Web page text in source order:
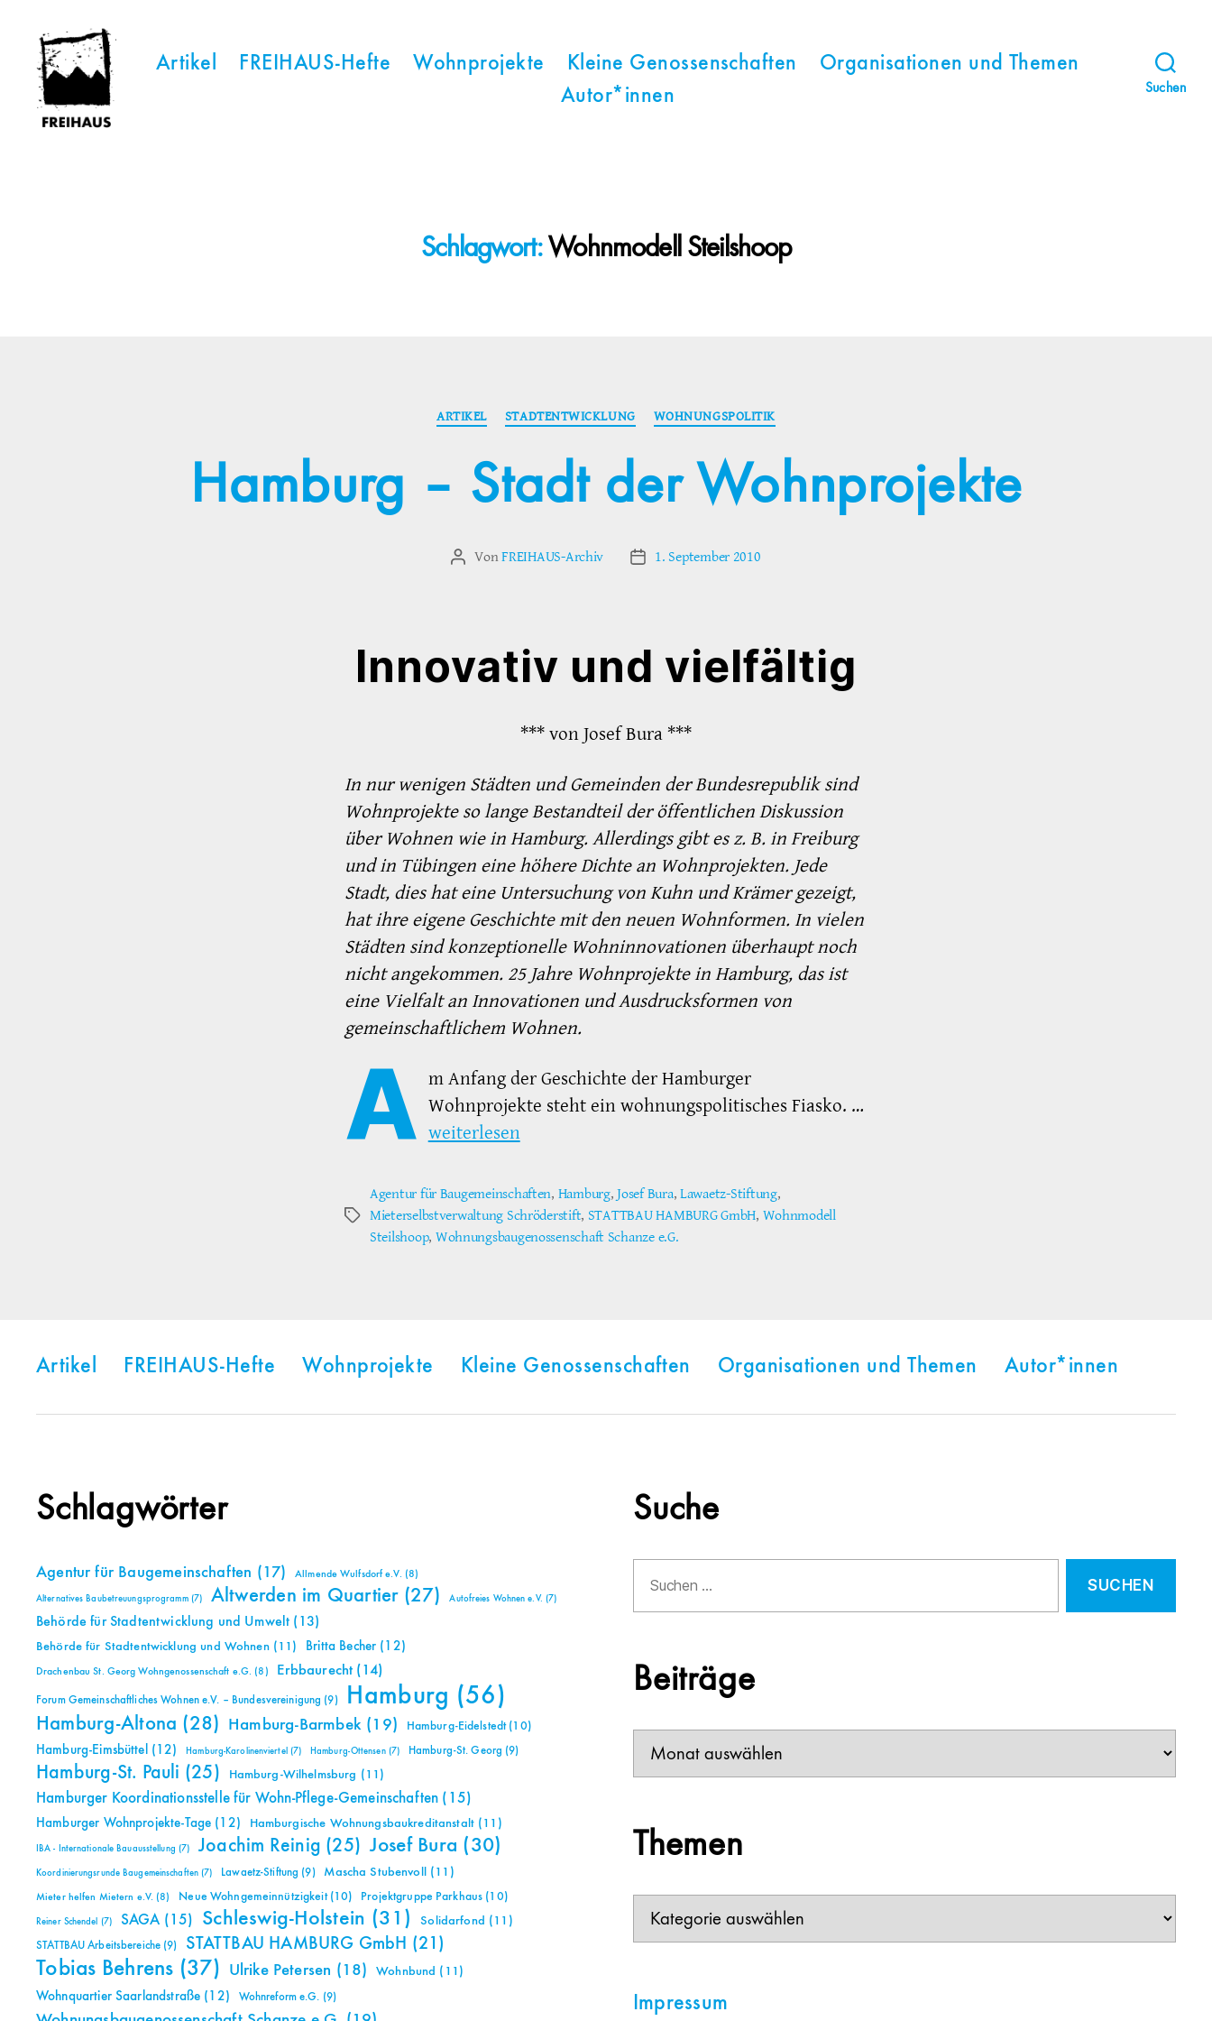
Artikel FREIHAUS-Hefte Wohnprojekte Kleine Genossenschaften
Organisationen und Themen
Autor*innen
Suchen
Schlagwort: Wohnmodell Steilshoop
Kategorien
ARTIKEL STADTENTWICKLUNG WOHNUNGSPOLITIK
Hamburg – Stadt der Wohnprojekte
Beitragsautor
VonFREIHAUS-Archiv Veröffentlichungsdatum
1. September 2010
Innovativ und vielfältig
*** von Josef Bura ***
In nur wenigen Städten und Gemeinden der Bundesrepublik sind
Wohnprojekte so lange Bestandteil der öffentlichen Diskussion
über Wohnen wie in Hamburg. Allerdings gibt es z. B. in Freiburg
und in Tübingen eine höhere Dichte an Wohnprojekten. Jede
Stadt, dies hat eine Untersuchung von Kuhn und Krämer gezeigt,
hat ihre eigene Geschichte mit den neuen Wohnformen. In vielen
Städten sind konzeptionelle Wohninnovationen überhaupt noch
nicht angekommen. 25 Jahre Wohnprojekte in Hamburg, das ist
eine Vielfalt an Innovationen und Ausdrucksformen von
gemeinschaftlichem Wohnen.
A m Anfang der Geschichte der Hamburger
Wohnprojekte steht ein wohnungspolitisches Fiasko. …
weiterlesen
Schlagwörter
Agentur für Baugemeinschaften, Hamburg,Josef Bura,Lawaetz-Stiftung,
Mieterselbstverwaltung Schröderstift, STATTBAU HAMBURG GmbH, Wohnmodell
Steilshoop, Wohnungsbaugenossenschaft Schanze e.G.
Artikel FREIHAUS-Hefte Wohnprojekte Kleine Genossenschaften Organisationen und Themen Autor*innen
Schlagwörter
Agentur für Baugemeinschaften (17) Allmende Wulfsdorf e.V. (8)
Alternatives Baubetreuungsprogramm(7) Altwerden im Quartier(27) Autofreies Wohnen e.V. (7)
Behörde für Stadtentwicklung und Umwelt (13)
Behörde für Stadtentwicklung und Wohnen(11) Britta Becher (12)
Drachenbau St. Georg Wohngenossenschaft e.G. (8) Erbbaurecht (14)
Forum Gemeinschaftliches Wohnen e.V. – Bundesvereinigung (9) Hamburg (56)
Hamburg-Altona (28) Hamburg-Barmbek (19) Hamburg-Eidelstedt(10)
Hamburg-Eimsbüttel (12) Hamburg-Karolinenviertel (7) Hamburg-Ottensen(7) Hamburg-St. Georg (9)
Hamburg-St. Pauli (25) Hamburg-Wilhelmsburg (11)
Hamburger Koordinationsstelle für Wohn-Pflege-Gemeinschaften (15)
Hamburger Wohnprojekte-Tage (12) Hamburgische Wohnungsbaukreditanstalt (11)
IBA - Internationale Bauausstellung (7) Joachim Reinig (25) Josef Bura (30)
Koordinierungsrunde Baugemeinschaften(7) Lawaetz-Stiftung (9) Mascha Stubenvoll (11)
Mieter helfen Mietern e.V. (8) Neue Wohngemeinnützigkeit(10) Projektgruppe Parkhaus (10)
Reiner Schendel (7) SAGA (15) Schleswig-Holstein (31) Solidarfond (11)
STATTBAU Arbeitsbereiche (9) STATTBAU HAMBURG GmbH (21)
Tobias Behrens (37) Ulrike Petersen (18) Wohnbund (11)
Wohnquartier Saarlandstraße (12) Wohnreform e.G. (9)
Suche
nach:
Beiträge
Themen
Impressum